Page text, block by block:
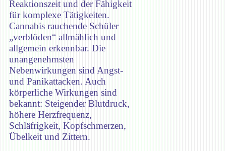
Reaktionszeit und der Fähigkeit
für komplexe Tätigkeiten.
Cannabis rauchende Schüler
„verblöden“ allmählich und
allgemein erkennbar. Die
unangenehmsten
Nebenwirkungen sind Angst-
und Panikattacken. Auch
körperliche Wirkungen sind
bekannt: Steigender Blutdruck,
höhere Herzfrequenz,
Schläfrigkeit, Kopfschmerzen,
Übelkeit und Zittern.